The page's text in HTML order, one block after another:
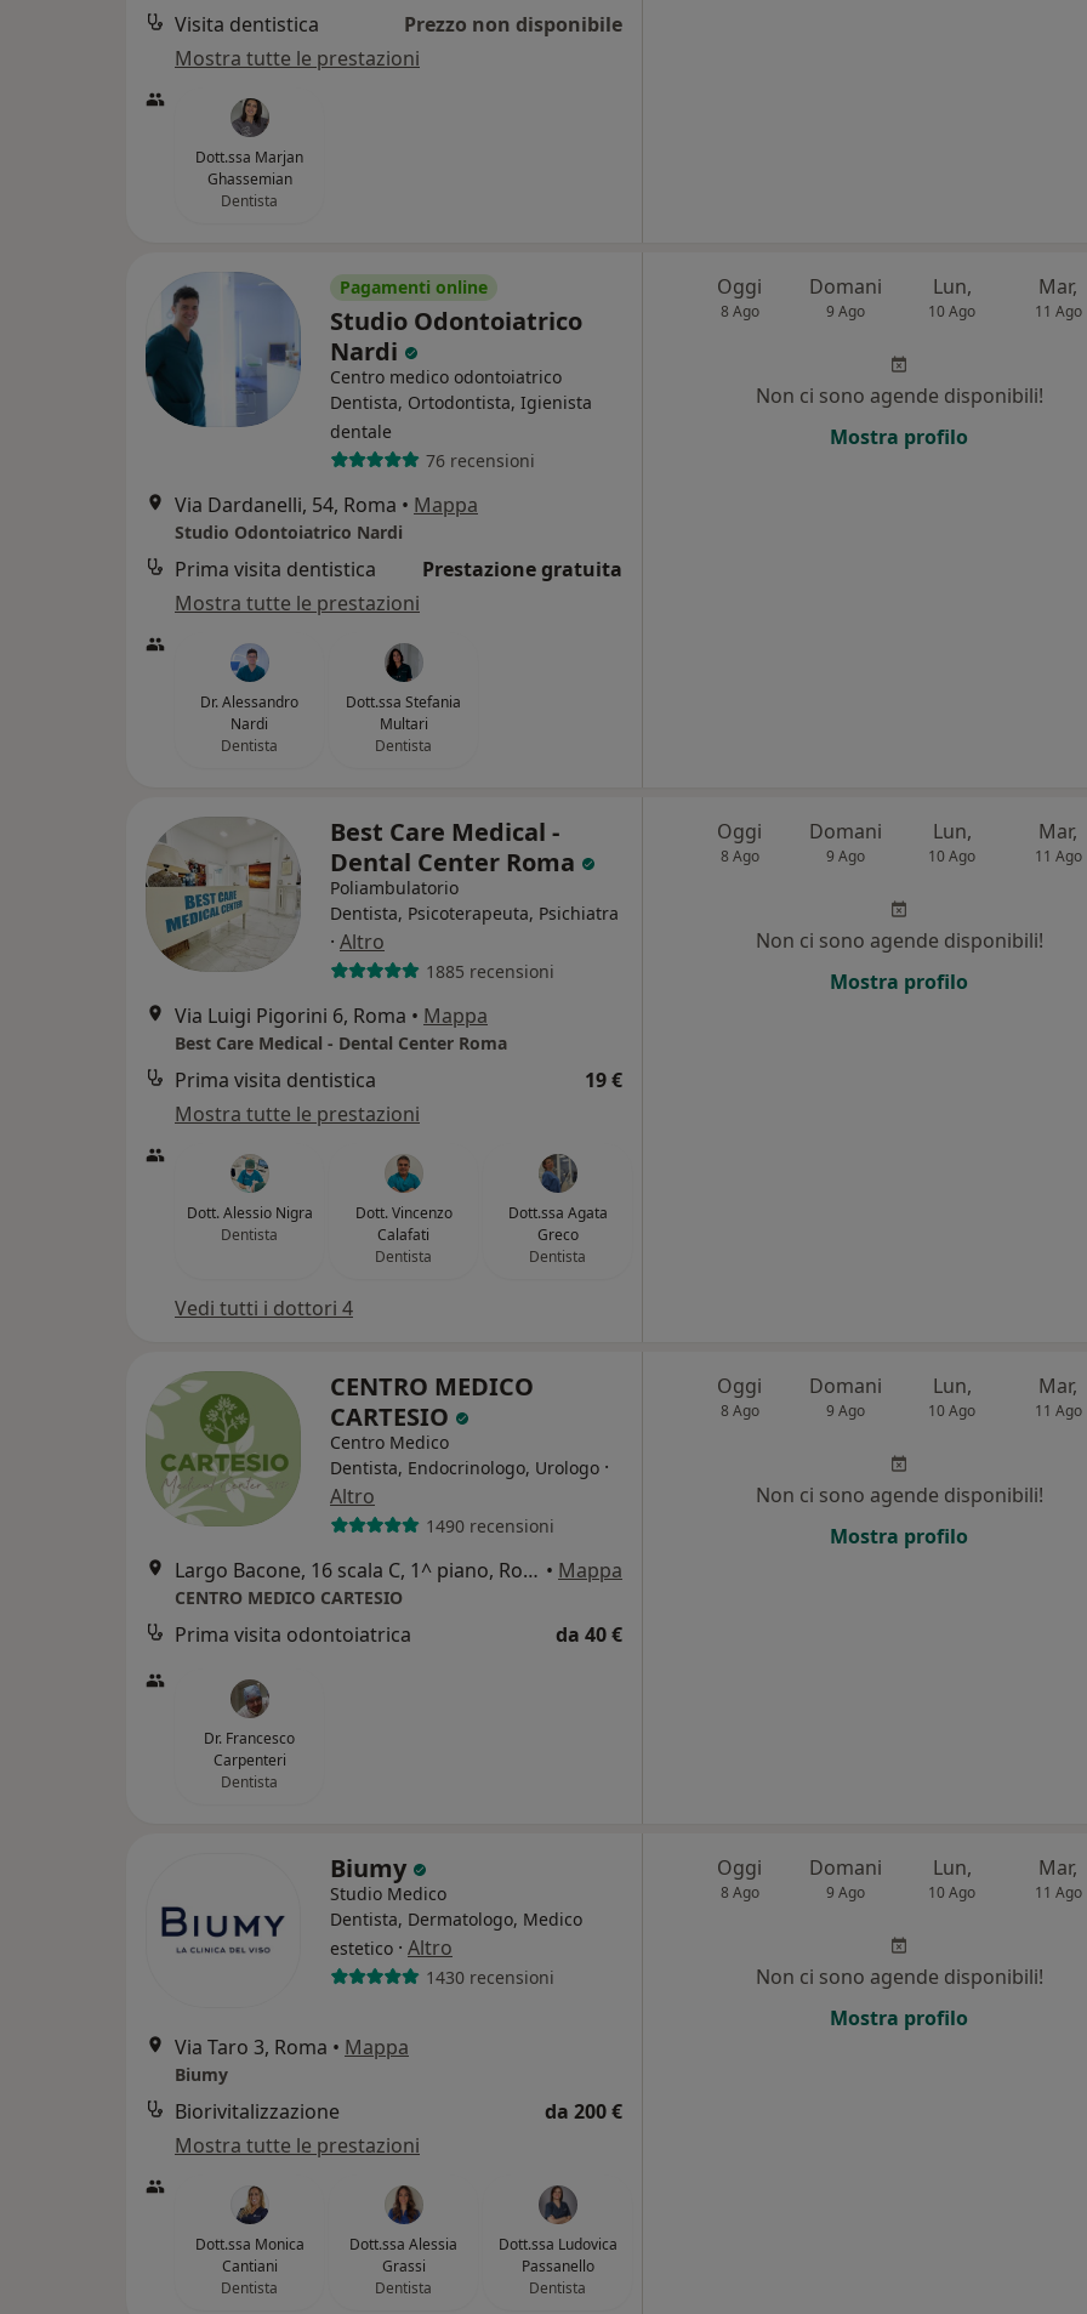
Visita dentistica
Prezzo non disponibile
Mostra tutte le prestazioni
Dott.ssa Marjan
Ghassemian
Dentista
Pagamenti online
Studio Odontoiatrico
Nardi
Centro medico odontoiatrico
Dentista, Ortodontista, Igienista
dentale
76 recensioni
Via Dardanelli, 54, Roma • Mappa
Studio Odontoiatrico Nardi
Prima visita dentistica
Prestazione gratuita
Mostra tutte le prestazioni
Dr. Alessandro
Nardi
Dentista
Dott.ssa Stefania
Multari
Dentista
Oggi
8 Ago
Domani
9 Ago
Lun,
10 Ago
Mar,
11 Ago
Non ci sono agende disponibili!
Mostra profilo
Best Care Medical -
Dental Center Roma
Poliambulatorio
Dentista, Psicoterapeuta, Psichiatra
· Altro
1885 recensioni
Via Luigi Pigorini 6, Roma • Mappa
Best Care Medical - Dental Center Roma
Prima visita dentistica
19 €
Mostra tutte le prestazioni
Dott. Alessio Nigra
Dentista
Dott. Vincenzo
Calafati
Dentista
Dott.ssa Agata
Greco
Dentista
Vedi tutti i dottori 4
Oggi
8 Ago
Domani
9 Ago
Lun,
10 Ago
Mar,
11 Ago
Non ci sono agende disponibili!
Mostra profilo
CENTRO MEDICO
CARTESIO
Centro Medico
Dentista, Endocrinologo, Urologo ·
Altro
1490 recensioni
Largo Bacone, 16 scala C, 1^ piano, Roma • Mappa
CENTRO MEDICO CARTESIO
Prima visita odontoiatrica da 40 €
Dr. Francesco
Carpenteri
Dentista
Oggi
8 Ago
Domani
9 Ago
Lun,
10 Ago
Mar,
11 Ago
Non ci sono agende disponibili!
Mostra profilo
Biumy
Studio Medico
Dentista, Dermatologo, Medico
estetico · Altro
1430 recensioni
Via Taro 3, Roma • Mappa
Biumy
Biorivitalizzazione
da 200 €
Mostra tutte le prestazioni
Dott.ssa Monica
Cantiani
Dentista
Dott.ssa Alessia
Grassi
Dentista
Dott.ssa Ludovica
Passanello
Dentista
Oggi
8 Ago
Domani
9 Ago
Lun,
10 Ago
Mar,
11 Ago
Non ci sono agende disponibili!
Mostra profilo